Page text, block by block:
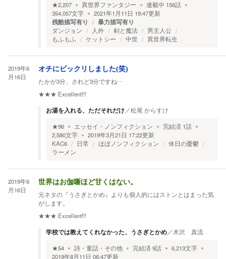
★2,207 異世界ファンタジー 連載中 156話
354,057文字 2021年1月11日 19:47更新
残酷描写有り 暴力描写有り
ダンジョン 人外 剣と魔法
男主人公
もふもふ
ケットシー 中世 異世界転生
2019年6
月16日
オチにビックリしました(笑)
たかが3分、されど3分ですね…
★★★ Excellent!!!
お湯を入れる、ただそれだけ／松尾 からすけ
★96 エッセイ・ノンフィクション 完結済 1話
2,580文字 2019年3月21日 17:22更新
KAC6
日常 ほぼノンフィクション
休日の憂鬱
ラーメン
2019年6
月16日
世界はお伽噺ほど甘くはない。
元ネタの『うさぎとかめ』よりも個人的にはストンとはまった気
がします。
★★★ Excellent!!!
学校では教えてくれなかった、うさぎとかめ／木沢 真流
★54 詩・童話・その他 完結済9話 6,213文字
2019年8月11日 06:47更新